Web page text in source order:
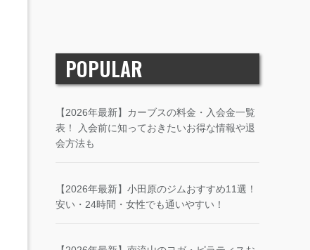
POPULAR
【2026年最新】カーブスの料金・入会金一覧
表！ 入会前に知っておきたいお得な情報や退
会方法も
【2026年最新】小田原のジムおすすめ11選！
安い・24時間・女性でも通いやすい！